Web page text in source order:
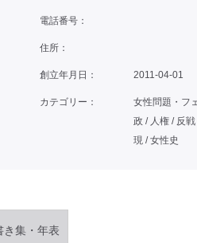
電話番号：
住所：
創立年月日： 2011-04-01
カテゴリー：
女性問題・フ
政 / 人権 / 反
現 / 女性史
き集・年表